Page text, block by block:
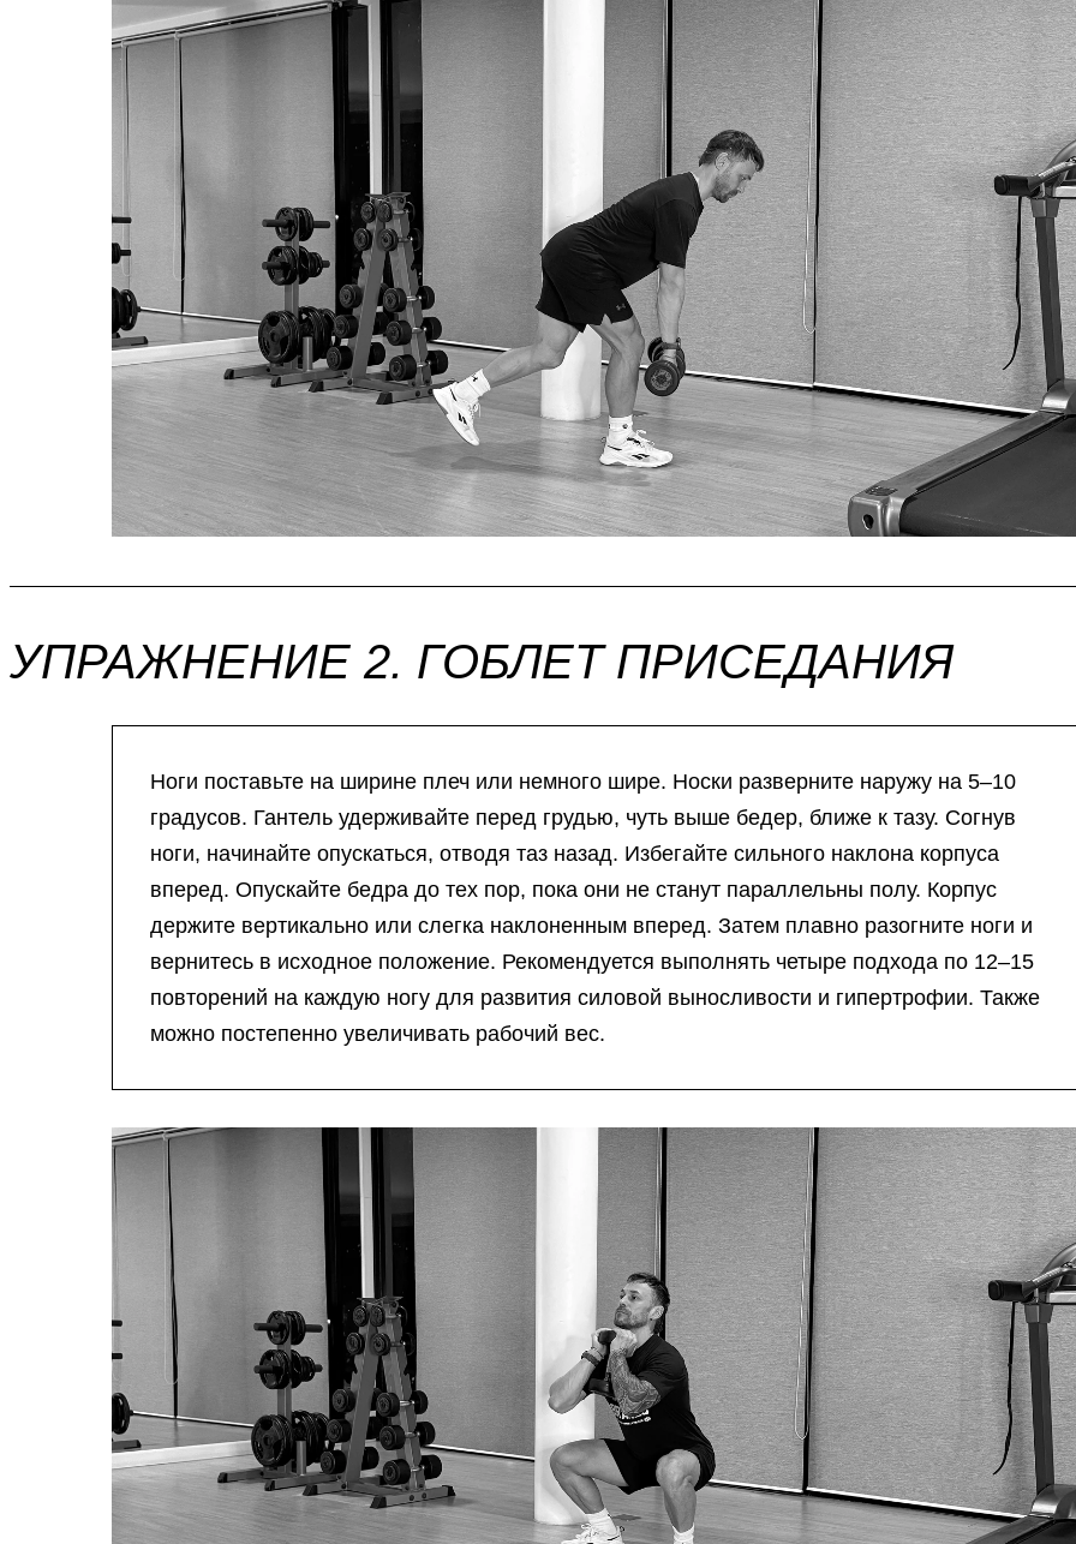
УПРАЖНЕНИЕ 2. ГОБЛЕТ ПРИСЕДАНИЯ
Ноги поставьте на ширине плеч или немного шире. Носки разверните наружу на 5–10
градусов. Гантель удерживайте перед грудью, чуть выше бедер, ближе к тазу. Согнув
ноги, начинайте опускаться, отводя таз назад. Избегайте сильного наклона корпуса
вперед. Опускайте бедра до тех пор, пока они не станут параллельны полу. Корпус
держите вертикально или слегка наклоненным вперед. Затем плавно разогните ноги и
вернитесь в исходное положение. Рекомендуется выполнять четыре подхода по 12–15
повторений на каждую ногу для развития силовой выносливости и гипертрофии. Также
можно постепенно увеличивать рабочий вес.